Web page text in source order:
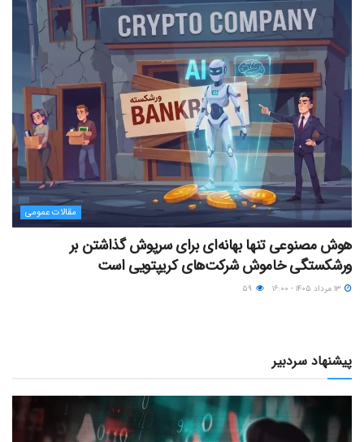
مقالات عمومی
هوش مصنوعی تنها بهانه‌ای برای سرپوش گذاشتن بر
ورشکستگی خاموش شرکت‌های کریپتویی است
پیشنهاد سردبیر